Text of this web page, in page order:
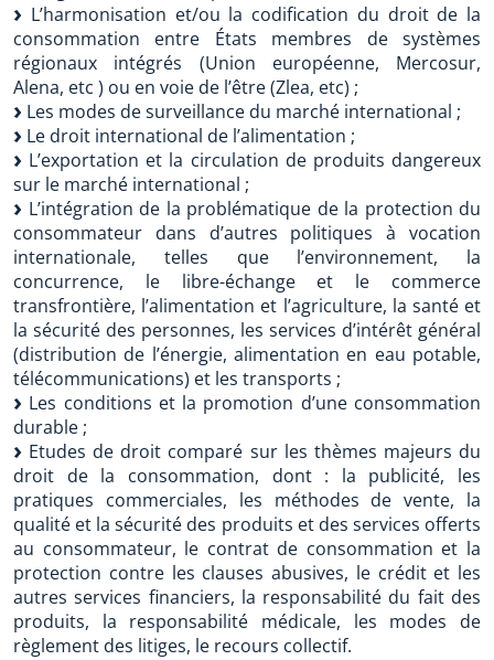
L’harmonisation et/ou la codification du droit de la
consommation entre États membres de systèmes
régionaux intégrés (Union européenne, Mercosur,
Alena, etc ) ou en voie de l’être (Zlea, etc) ;
Les modes de surveillance du marché international ;
Le droit international de l’alimentation ;
L’exportation et la circulation de produits dangereux
sur le marché international ;
L’intégration de la problématique de la protection du
consommateur dans d’autres politiques à vocation
internationale, telles que l’environnement, la
concurrence, le libre-échange et le commerce
transfrontière, l’alimentation et l’agriculture, la santé et
la sécurité des personnes, les services d’intérêt général
(distribution de l’énergie, alimentation en eau potable,
télécommunications) et les transports ;
Les conditions et la promotion d’une consommation
durable ;
Etudes de droit comparé sur les thèmes majeurs du
droit de la consommation, dont : la publicité, les
pratiques commerciales, les méthodes de vente, la
qualité et la sécurité des produits et des services offerts
au consommateur, le contrat de consommation et la
protection contre les clauses abusives, le crédit et les
autres services financiers, la responsabilité du fait des
produits, la responsabilité médicale, les modes de
règlement des litiges, le recours collectif.